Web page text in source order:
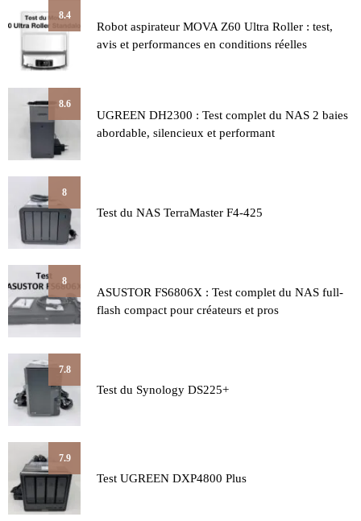
8.4
Robot aspirateur MOVA Z60 Ultra Roller : test,
avis et performances en conditions réelles
8.6
UGREEN DH2300 : Test complet du NAS 2 baies
abordable, silencieux et performant
8
Test du NAS TerraMaster F4-425
8
ASUSTOR FS6806X : Test complet du NAS full-
flash compact pour créateurs et pros
7.8
Test du Synology DS225+
7.9
Test UGREEN DXP4800 Plus